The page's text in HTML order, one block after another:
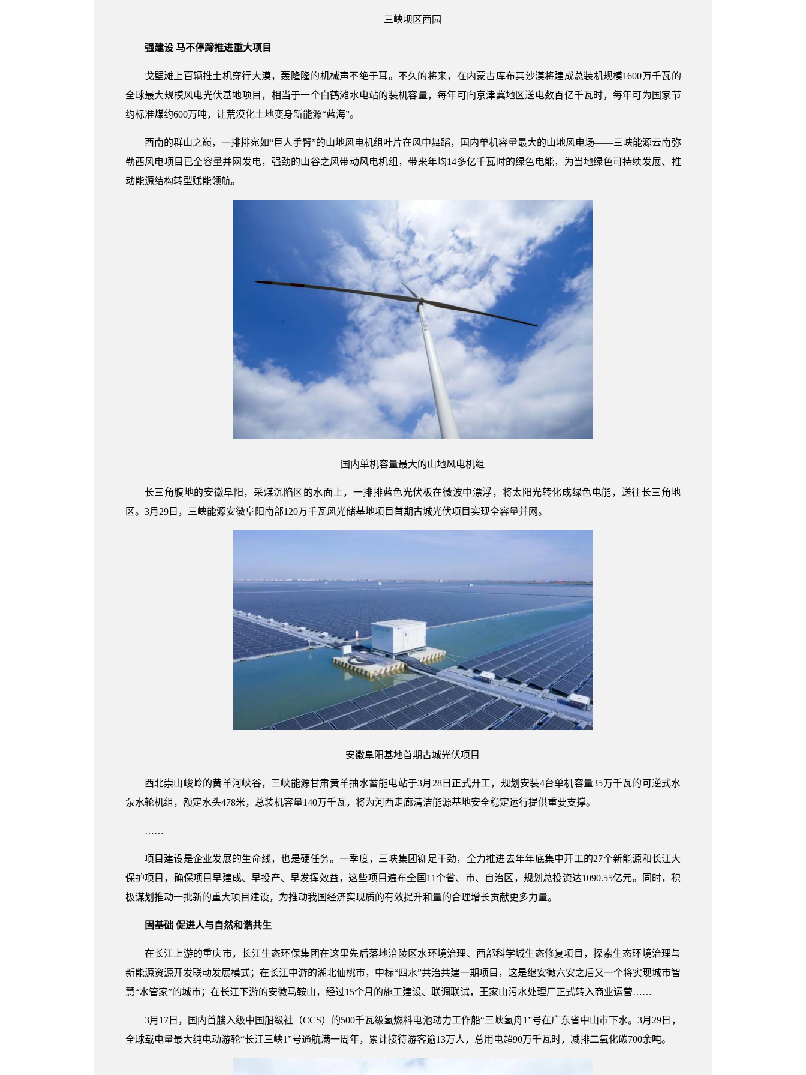
三峡坝区西园
强建设 马不停蹄推进重大项目
戈壁滩上百辆推土机穿行大漠，轰隆隆的机械声不绝于耳。不久的将来，在内蒙古库布其沙漠将建成总装机规模1600万千瓦的
全球最大规模风电光伏基地项目，相当于一个白鹤滩水电站的装机容量，每年可向京津冀地区送电数百亿千瓦时，每年可为国家节
约标准煤约600万吨，让荒漠化土地变身新能源“蓝海”。
西南的群山之巅，一排排宛如“巨人手臂”的山地风电机组叶片在风中舞蹈，国内单机容量最大的山地风电场——三峡能源云南弥
勒西风电项目已全容量并网发电，强劲的山谷之风带动风电机组，带来年均14多亿千瓦时的绿色电能，为当地绿色可持续发展、推
动能源结构转型赋能领航。
国内单机容量最大的山地风电机组
长三角腹地的安徽阜阳，采煤沉陷区的水面上，一排排蓝色光伏板在微波中漂浮，将太阳光转化成绿色电能，送往长三角地
区。3月29日，三峡能源安徽阜阳南部120万千瓦风光储基地项目首期古城光伏项目实现全容量并网。
安徽阜阳基地首期古城光伏项目
西北崇山峻岭的黄羊河峡谷，三峡能源甘肃黄羊抽水蓄能电站于3月28日正式开工，规划安装4台单机容量35万千瓦的可逆式水
泵水轮机组，额定水头478米，总装机容量140万千瓦，将为河西走廊清洁能源基地安全稳定运行提供重要支撑。
……
项目建设是企业发展的生命线，也是硬任务。一季度，三峡集团铆足干劲，全力推进去年年底集中开工的27个新能源和长江大
保护项目，确保项目早建成、早投产、早发挥效益，这些项目遍布全国11个省、市、自治区，规划总投资达1090.55亿元。同时，积
极谋划推动一批新的重大项目建设，为推动我国经济实现质的有效提升和量的合理增长贡献更多力量。
固基础 促进人与自然和谐共生
在长江上游的重庆市，长江生态环保集团在这里先后落地涪陵区水环境治理、西部科学城生态修复项目，探索生态环境治理与
新能源资源开发联动发展模式；在长江中游的湖北仙桃市，中标“四水”共治共建一期项目，这是继安徽六安之后又一个将实现城市智
慧“水管家”的城市；在长江下游的安徽马鞍山，经过15个月的施工建设、联调联试，王家山污水处理厂正式转入商业运营……
3月17日，国内首艘入级中国船级社（CCS）的500千瓦级氢燃料电池动力工作船“三峡氢舟1”号在广东省中山市下水。3月29日，
全球载电量最大纯电动游轮“长江三峡1”号通航满一周年，累计接待游客逾13万人，总用电超90万千瓦时，减排二氧化碳700余吨。